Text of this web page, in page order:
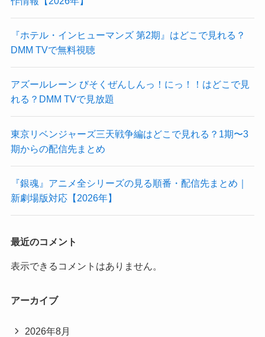
『ホテル・インヒューマンズ 第2期』はどこで見れる？
DMM TVで無料視聴
アズールレーン びそくぜんしんっ！にっ！！はどこで見
れる？DMM TVで見放題
東京リベンジャーズ三天戦争編はどこで見れる？1期〜3
期からの配信先まとめ
『銀魂』アニメ全シリーズの見る順番・配信先まとめ｜
新劇場版対応【2026年】
最近のコメント
表示できるコメントはありません。
アーカイブ
2026年8月